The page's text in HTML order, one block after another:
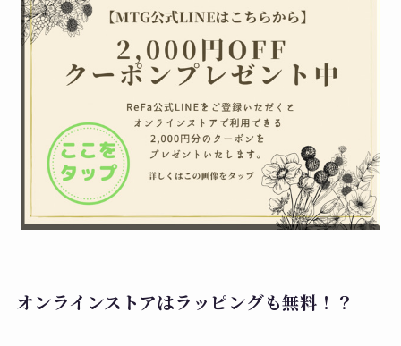
オンラインストアはラッピングも無料！？